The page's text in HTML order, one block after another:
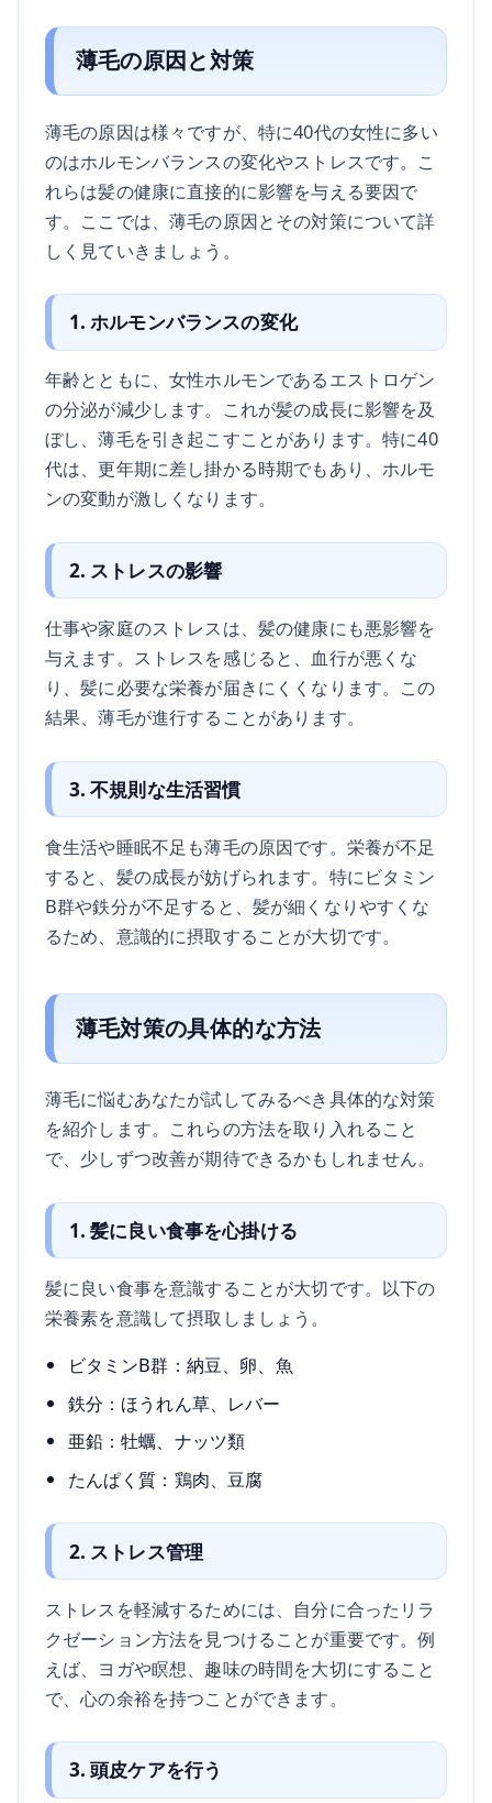
薄毛の原因と対策
薄毛の原因は様々ですが、特に40代の女性に多い
のはホルモンバランスの変化やストレスです。こ
れらは髪の健康に直接的に影響を与える要因で
す。ここでは、薄毛の原因とその対策について詳
しく見ていきましょう。
1. ホルモンバランスの変化
年齢とともに、女性ホルモンであるエストロゲン
の分泌が減少します。これが髪の成長に影響を及
ぼし、薄毛を引き起こすことがあります。特に40
代は、更年期に差し掛かる時期でもあり、ホルモ
ンの変動が激しくなります。
2. ストレスの影響
仕事や家庭のストレスは、髪の健康にも悪影響を
与えます。ストレスを感じると、血行が悪くな
り、髪に必要な栄養が届きにくくなります。この
結果、薄毛が進行することがあります。
3. 不規則な生活習慣
食生活や睡眠不足も薄毛の原因です。栄養が不足
すると、髪の成長が妨げられます。特にビタミン
B群や鉄分が不足すると、髪が細くなりやすくな
るため、意識的に摂取することが大切です。
薄毛対策の具体的な方法
薄毛に悩むあなたが試してみるべき具体的な対策
を紹介します。これらの方法を取り入れること
で、少しずつ改善が期待できるかもしれません。
1. 髪に良い食事を心掛ける
髪に良い食事を意識することが大切です。以下の
栄養素を意識して摂取しましょう。
ビタミンB群：納豆、卵、魚
鉄分：ほうれん草、レバー
亜鉛：牡蠣、ナッツ類
たんぱく質：鶏肉、豆腐
2. ストレス管理
ストレスを軽減するためには、自分に合ったリラ
クゼーション方法を見つけることが重要です。例
えば、ヨガや瞑想、趣味の時間を大切にすること
で、心の余裕を持つことができます。
3. 頭皮ケアを行う